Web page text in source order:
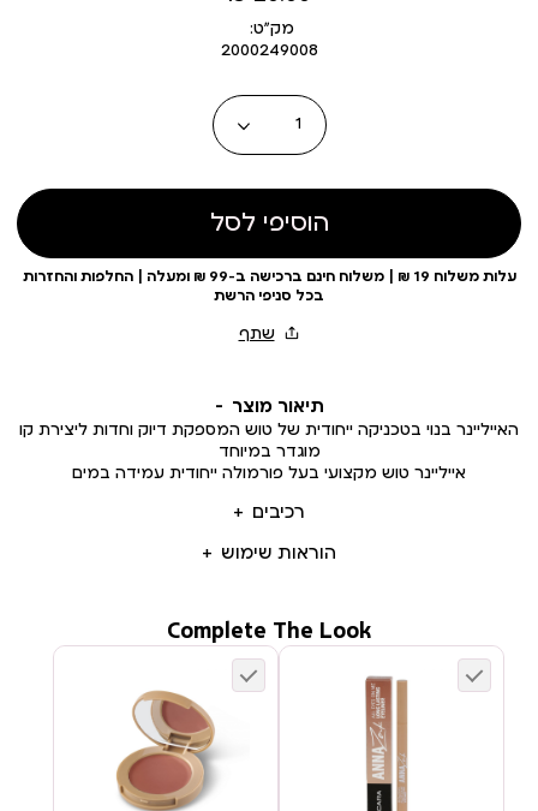
מוצרמק״ט:
2000249008
כמות
הוסיפי לסל
עלות משלוח 19 ₪ | משלוח חינם ברכישה ב-99 ₪ ומעלה | החלפות והחזרות
בכל סניפי הרשת
תיאור מוצר
רכיבים
הוראות שימוש
האייליינר בנוי בטכניקה ייחודית של טוש המספקת דיוק וחדות ליצירת קו
מוגדר במיוחד
אייליינר טוש מקצועי בעל פורמולה ייחודית עמידה במים
Complete The Look